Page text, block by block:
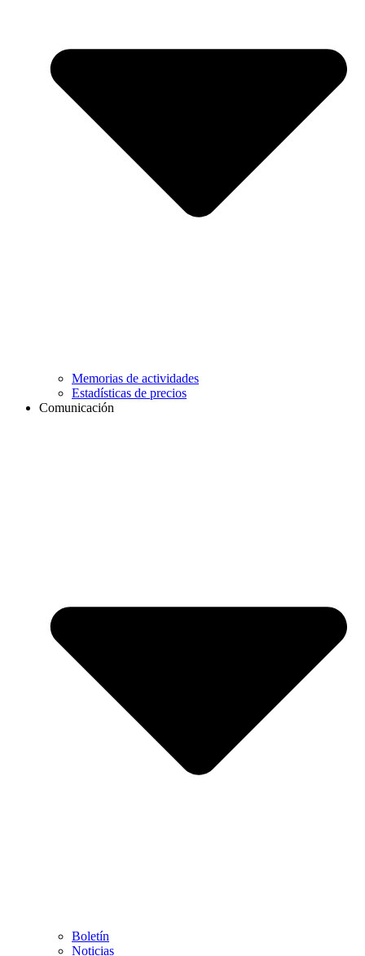
Memorias de actividades
Estadísticas de precios
Comunicación
Boletín
Noticias